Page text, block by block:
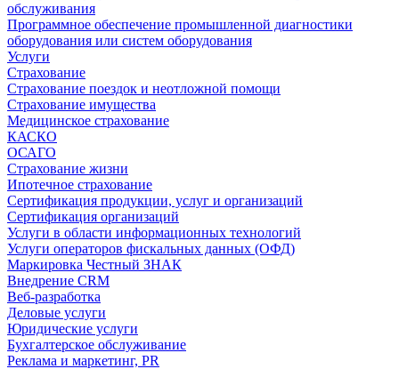
обслуживания
Программное обеспечение промышленной диагностики
оборудования или систем оборудования
Услуги
Страхование
Страхование поездок и неотложной помощи
Страхование имущества
Медицинское страхование
КАСКО
ОСАГО
Страхование жизни
Ипотечное страхование
Сертификация продукции, услуг и организаций
Сертификация организаций
Услуги в области информационных технологий
Услуги операторов фискальных данных (ОФД)
Маркировка Честный ЗНАК
Внедрение CRM
Веб-разработка
Деловые услуги
Юридические услуги
Бухгалтерское обслуживание
Реклама и маркетинг, PR